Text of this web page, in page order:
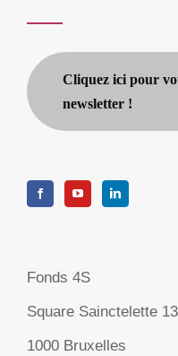
Cliquez ici pour
newsletter !
Fonds 4S
Square Sainctelette
1000 Bruxelles